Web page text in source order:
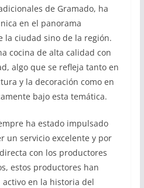
de Gramado, ha
en el panorama
la ciudad sino de la región.
cocina de alta calidad con
algo que se refleja tanto en
y la decoración como en
bajo esta temática.
ha estado impulsado
un servicio excelente y por
con los productores
estos productores han
en la historia del